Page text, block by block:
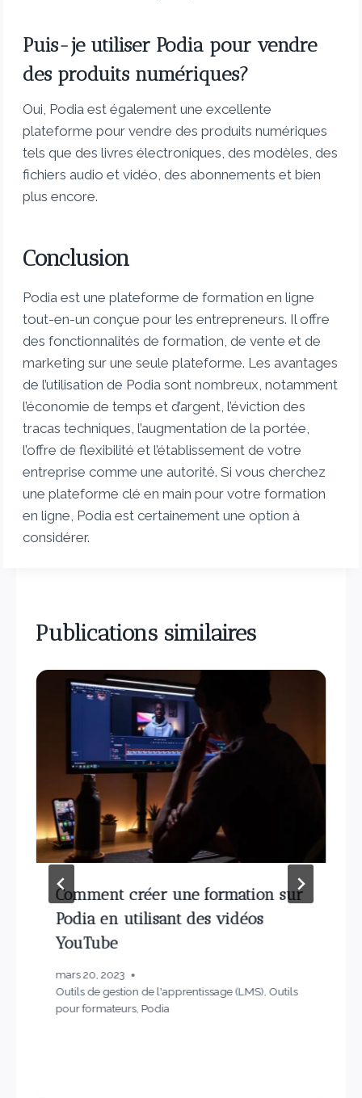
Puis-je utiliser Podia pour vendre
des produits numériques?
Oui, Podia est également une excellente
plateforme pour vendre des produits numériques
tels que des livres électroniques, des modèles, des
fichiers audio et vidéo, des abonnements et bien
plus encore.
Conclusion
Podia est une plateforme de formation en ligne
tout-en-un conçue pour les entrepreneurs. Il offre
des fonctionnalités de formation, de vente et de
marketing sur une seule plateforme. Les avantages
de l’utilisation de Podia sont nombreux, notamment
l’économie de temps et d’argent, l’éviction des
tracas techniques, l’augmentation de la portée,
l’offre de flexibilité et l’établissement de votre
entreprise comme une autorité. Si vous cherchez
une plateforme clé en main pour votre formation
en ligne, Podia est certainement une option à
considérer.
Publications similaires
Comment créer une formation sur
Podia en utilisant des vidéos
YouTube
mars 20, 2023
Outils de gestion de l'apprentissage (LMS) Outils
pour formateurs, Podia